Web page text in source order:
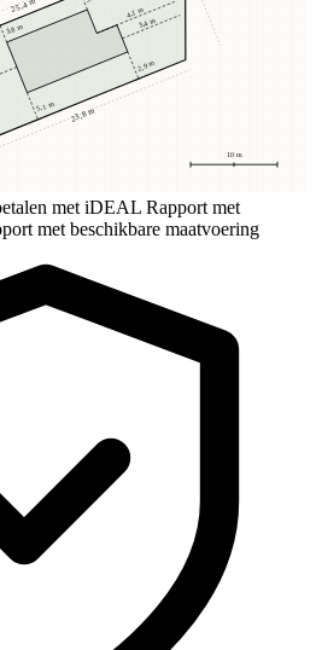
10 m
3,8 m
5,1 m
2,9 m
3,4 m
4,1 m
25,4 m
23,8 m
met iDEAL Rapport met
met beschikbare maatvoering